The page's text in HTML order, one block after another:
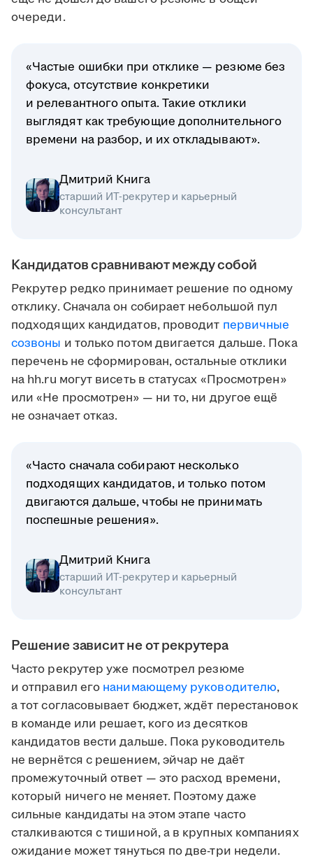
очереди.
«Частые ошибки при отклике — резюме без
фокуса, отсутствие конкретики
и релевантного опыта. Такие отклики
выглядят как требующие дополнительного
времени на разбор, и их откладывают».
Дмитрий Книга
старший ИТ-рекрутер и карьерный
консультант
Кандидатов сравнивают между собой
Рекрутер редко принимает решение по одному
отклику. Сначала он собирает небольшой пул
подходящих кандидатов, проводит первичные
созвоны и только потом двигается дальше. Пока
перечень не сформирован, остальные отклики
на hh.ru могут висеть в статусах «Просмотрен»
или «Не просмотрен» — ни то, ни другое ещё
не означает отказ.
«Часто сначала собирают несколько
подходящих кандидатов, и только потом
двигаются дальше, чтобы не принимать
поспешные решения».
Дмитрий Книга
старший ИТ-рекрутер и карьерный
консультант
Решение зависит не от рекрутера
Часто рекрутер уже посмотрел резюме
и отправил его нанимающему руководителю,
а тот согласовывает бюджет, ждёт перестановок
в команде или решает, кого из десятков
кандидатов вести дальше. Пока руководитель
не вернётся с решением, эйчар не даёт
промежуточный ответ — это расход времени,
который ничего не меняет. Поэтому даже
сильные кандидаты на этом этапе часто
сталкиваются с тишиной, а в крупных компаниях
ожидание может тянуться по две-три недели.